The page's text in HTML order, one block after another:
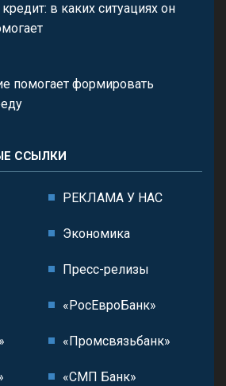
в каких ситуациях он
помогает формировать
ССЫЛКИ
РЕКЛАМА У НАС
Экономика
Пресс-релизы
«РосЕвроБанк»
«Промсвязьбанк»
«СМП Банк»